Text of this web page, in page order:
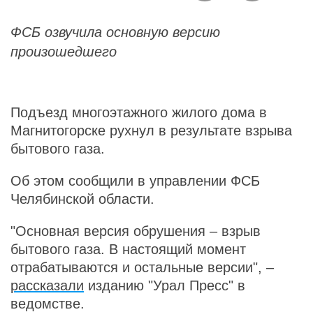
ФСБ озвучила основную версию
произошедшего
Подъезд многоэтажного жилого дома в
Магнитогорске рухнул в результате взрыва
бытового газа.
Об этом сообщили в управлении ФСБ
Челябинской области.
"Основная версия обрушения – взрыв
бытового газа. В настоящий момент
отрабатываются и остальные версии", –
рассказали изданию "Урал Пресс" в
ведомстве.